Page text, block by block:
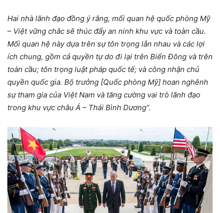
Hai nhà lãnh đạo đồng ý rằng, mối quan hệ quốc phòng Mỹ
– Việt vững chắc sẽ thúc đẩy an ninh khu vực và toàn cầu.
Mối quan hệ này dựa trên sự tôn trọng lẫn nhau và các lợi
ích chung, gồm cả quyền tự do đi lại trên Biển Đông và trên
toàn cầu; tôn trọng luật pháp quốc tế; và công nhận chủ
quyền quốc gia. Bộ trưởng [Quốc phòng Mỹ] hoan nghênh
sự tham gia của Việt Nam và tăng cường vai trò lãnh đạo
trong khu vực châu Á – Thái Bình Dương”.